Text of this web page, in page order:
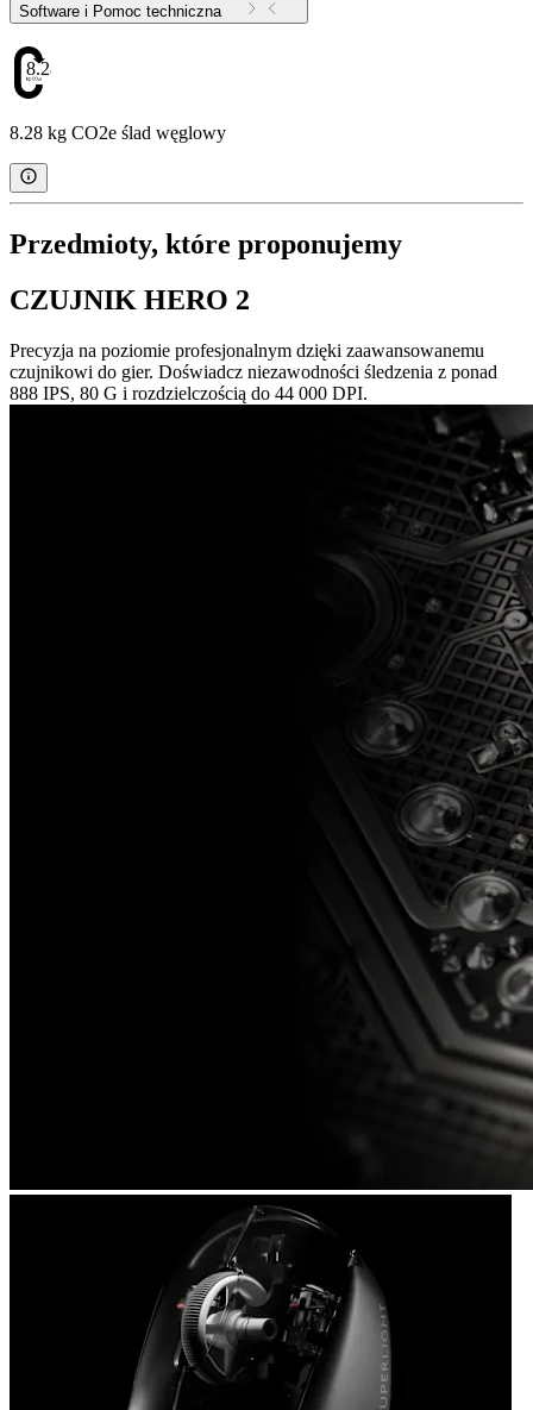
Software i Pomoc techniczna
8.28
8.28 kg CO2e ślad węglowy
Przedmioty, które proponujemy
CZUJNIK HERO 2
Precyzja na poziomie profesjonalnym dzięki zaawansowanemu
czujnikowi do gier. Doświadcz niezawodności śledzenia z ponad
888 IPS, 80 G i rozdzielczością do 44 000 DPI.